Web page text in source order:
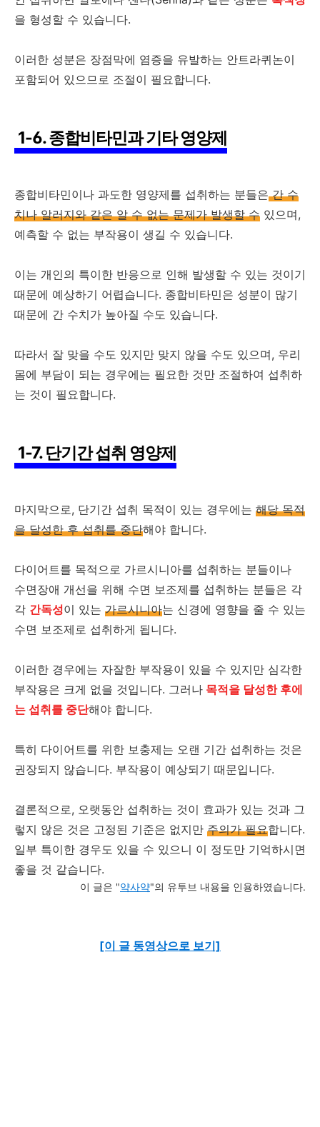
을 형성할 수 있습니다.
이러한 성분은 장점막에 염증을 유발하는 안트라퀴논이
포함되어 있으므로 조절이 필요합니다.
1-6. 종합비타민과 기타 영양제
종합비타민이나 과도한 영양제를 섭취하는 분들은간 수
치나 알러지와 같은 알 수 없는 문제가 발생할 수 있으며,
예측할 수 없는 부작용이 생길 수 있습니다.
이는 개인의 특이한 반응으로 인해 발생할 수 있는 것이기
때문에 예상하기 어렵습니다. 종합비타민은 성분이 많기
때문에 간 수치가 높아질 수도 있습니다.
따라서 잘 맞을 수도 있지만 맞지 않을 수도 있으며, 우리
몸에 부담이 되는 경우에는 필요한 것만 조절하여 섭취하
는 것이 필요합니다.
1-7. 단기간 섭취 영양제
마지막으로, 단기간 섭취 목적이 있는 경우에는 해당 목적
을 달성한 후 섭취를 중단해야 합니다.
다이어트를 목적으로 가르시니아를 섭취하는 분들이나
수면장애 개선을 위해 수면 보조제를 섭취하는 분들은 각
각 간독성이 있는 가르시니아는 신경에 영향을 줄 수 있는
수면 보조제로 섭취하게 됩니다.
이러한 경우에는 자잘한 부작용이 있을 수 있지만 심각한
부작용은 크게 없을 것입니다. 그러나 목적을 달성한 후에
는 섭취를 중단해야 합니다.
특히 다이어트를 위한 보충제는 오랜 기간 섭취하는 것은
권장되지 않습니다. 부작용이 예상되기 때문입니다.
결론적으로, 오랫동안 섭취하는 것이 효과가 있는 것과 그
렇지 않은 것은 고정된 기준은 없지만 주의가 필요합니다.
일부 특이한 경우도 있을 수 있으니 이 정도만 기억하시면
좋을 것 같습니다.
이 글은 "약사약"의 유투브 내용을 인용하였습니다.
[이 글 동영상으로 보기]